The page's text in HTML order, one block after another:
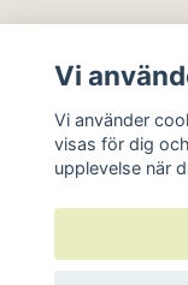
Vi
Vi använder
visas för dig
upplevelse när